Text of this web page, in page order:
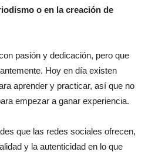
o en la creación de
pasión y dedicación, pero que
Hoy en día existen
aprender y practicar, así que no
empezar a ganar experiencia.
que las redes sociales ofrecen,
y la autenticidad en lo que